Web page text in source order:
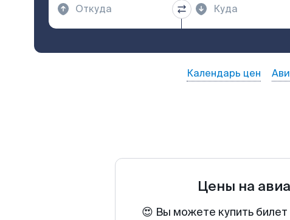
Календарь цен
Цены на
😍 Вы можете купить